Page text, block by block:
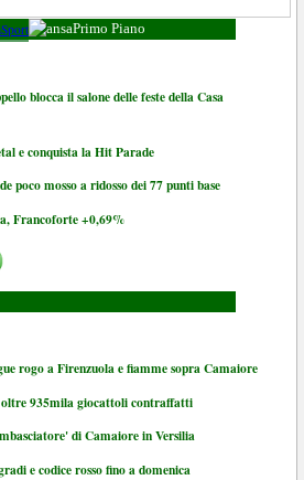
Sport Primo Piano
blocca il salone delle feste della Casa
e conquista la Hit Parade
poco mosso a ridosso dei 77 punti base
Francoforte +0,69%
rogo a Firenzuola e fiamme sopra Camaiore
oltre 935mila giocattoli contraffatti
di Camaiore in Versilia
e codice rosso fino a domenica